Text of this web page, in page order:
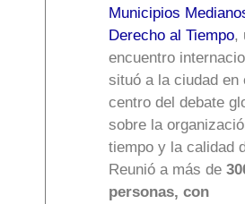
Municipios
Derecho al Tiempo,
encuentro
situó a la ciudad en
centro del debate
sobre la
tiempo y la calidad
Reunió a más de
personas, con